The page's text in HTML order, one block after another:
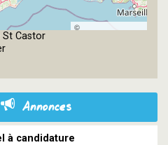
©
St Castor
Annonces
à candidature